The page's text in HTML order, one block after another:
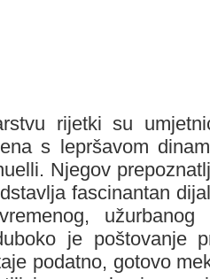
rijetki su
s lepršavom
Njegov
fascinantan
užurbanog
je poštovanje
podatno, gotovo